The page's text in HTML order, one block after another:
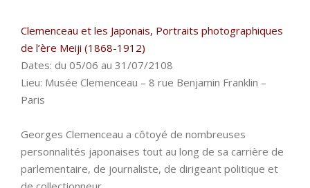
Clemenceau et les Japonais, Portraits photographiques
de l’ère Meiji (1868-1912)
Dates: du 05/06 au 31/07/2108
Lieu: Musée Clemenceau – 8 rue Benjamin Franklin –
Paris
Georges Clemenceau a côtoyé de nombreuses
personnalités japonaises tout au long de sa carrière de
parlementaire, de journaliste, de dirigeant politique et